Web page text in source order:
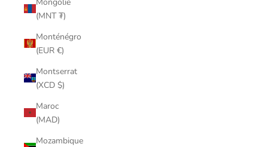
(MNT ₮)
Monténégro
(EUR €)
Montserrat
(XCD $)
Maroc
(MAD)
Mozambique